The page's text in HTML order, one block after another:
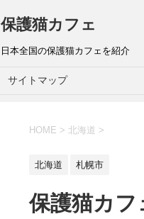
保護猫カフェ
日本全国の保護猫カフェを紹介
サイトマップ
HOME > 北海道 >
北海道 札幌市
保護猫カフ